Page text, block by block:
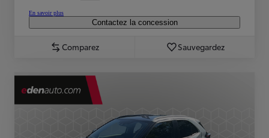
En savoir plus
Contactez la concession
Comparez Sauvegardez